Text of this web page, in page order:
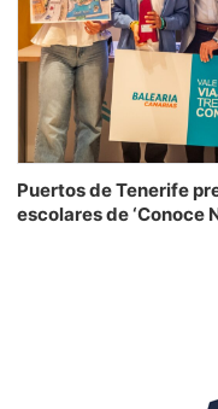
Puertos de Tenerife
escolares de ‘Conoce